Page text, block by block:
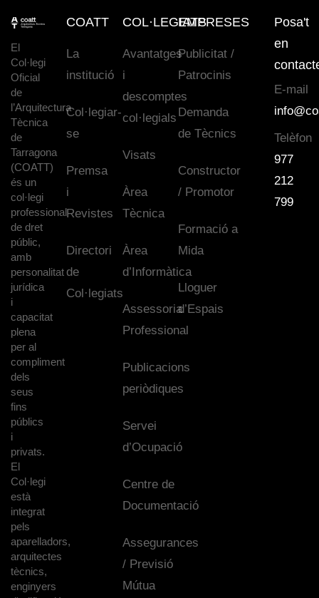
El
Col·legi
Oficial
de
l’Arquitectura
Tècnica
de
Tarragona
(COATT)
és un
col·legi
professional
de dret
públic,
amb
personalitat
jurídica
i
capacitat
plena
per al
compliment
dels
seus
fins
públics
i
privats.
El
Col·legi
està
integrat
pels
aparelladors,
arquitectes
tècnics,
enginyers
COATT
La
institució
Col·legiar-
se
Premsa
i
Revistes
Directori
de
Col·legiats
COL·LEGIATS
Avantatges
i
descomptes
col·legials
Visats
Àrea
Tècnica
Àrea
d’Informàtica
Assessoria
Professional
Publicacions
periòdiques
Servei
d’Ocupació
Centre de
Documentació
Assegurances
/ Previsió
Mútua
EMPRESES
Publicitat /
Patrocinis
Demanda
de Tècnics
Constructor
/ Promotor
Formació a
Mida
Lloguer
d’Espais
Posa't
en
E-mail
Telèfon
977
212
799